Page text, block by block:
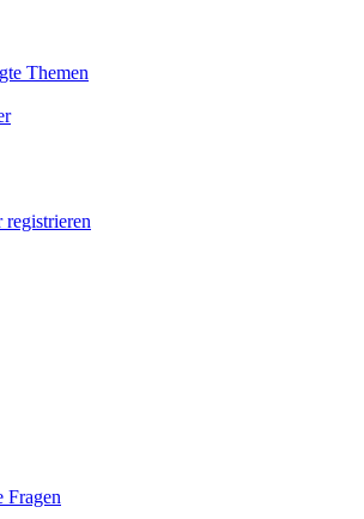
Themen
registrieren
Fragen